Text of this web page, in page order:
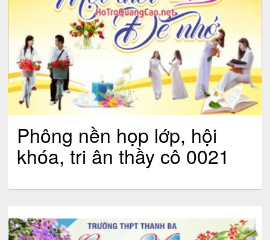
Phông nền họp lớp, hội
khóa, tri ân thầy cô 0021